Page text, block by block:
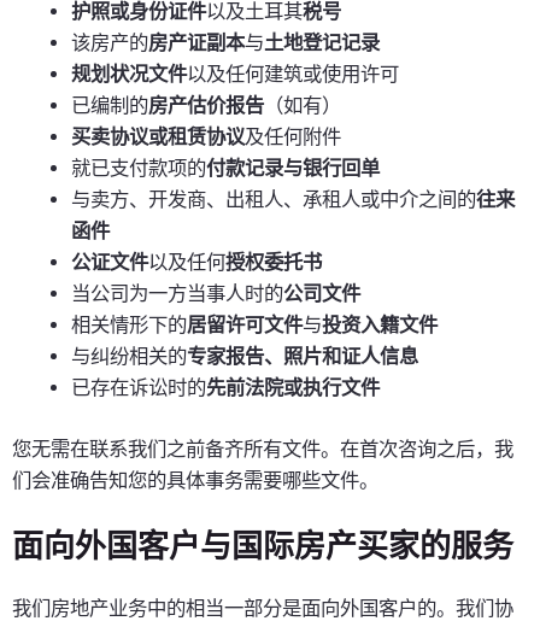
护照或身份证件以及土耳其税号
该房产的房产证副本与土地登记记录
规划状况文件以及任何建筑或使用许可
已编制的房产估价报告 （如有）
买卖协议或租赁协议及任何附件
就已支付款项的付款记录与银行回单
与卖方、开发商、出租人、承租人或中介之间的往来
函件
公证文件以及任何授权委托书
当公司为一方当事人时的公司文件
相关情形下的居留许可文件与投资入籍文件
与纠纷相关的专家报告、照片和证人信息
已存在诉讼时的先前法院或执行文件
您无需在联系我们之前备齐所有文件。在首次咨询之后，我
们会准确告知您的具体事务需要哪些文件。
面向外国客户与国际房产买家的服务
我们房地产业务中的相当一部分是面向外国客户的。我们协